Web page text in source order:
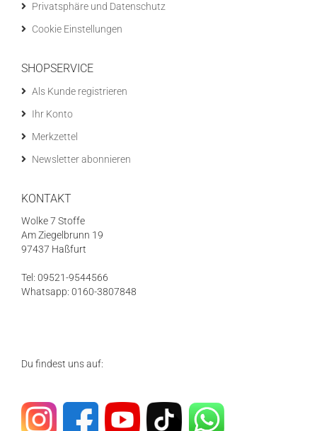
Privatsphäre und Datenschutz
Cookie Einstellungen
SHOPSERVICE
Als Kunde registrieren
Ihr Konto
Merkzettel
Newsletter abonnieren
KONTAKT
Wolke 7 Stoffe
Am Ziegelbrunn 19
97437 Haßfurt
Tel: 09521-9544566
Whatsapp: 0160-3807848
Du findest uns auf: